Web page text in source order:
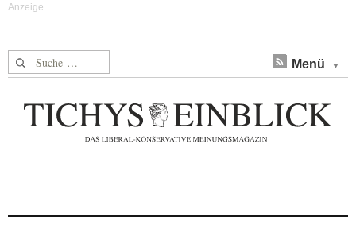
Suche nach: Menü